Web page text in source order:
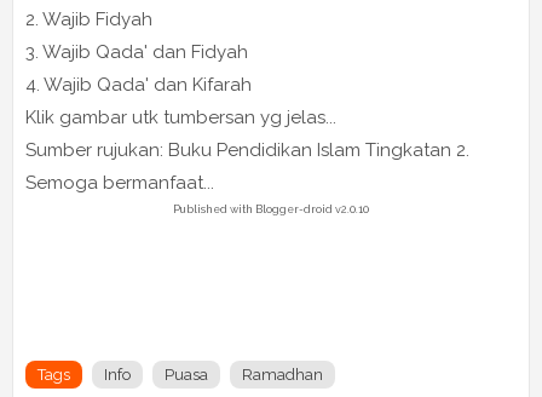
2. Wajib Fidyah
3. Wajib Qada' dan Fidyah
4. Wajib Qada' dan Kifarah
Klik gambar utk tumbersan yg jelas...
Sumber rujukan: Buku Pendidikan Islam Tingkatan 2.
Semoga bermanfaat...
Published with Blogger-droid v2.0.10
Tags Info Puasa Ramadhan